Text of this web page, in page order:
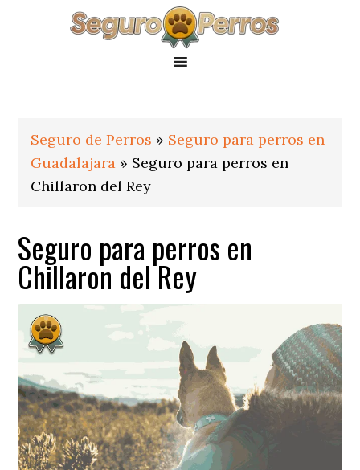
Seguro de Perros » Seguro para perros en
Guadalajara » Seguro para perros en
Chillaron del Rey
Seguro para perros en
Chillaron del Rey